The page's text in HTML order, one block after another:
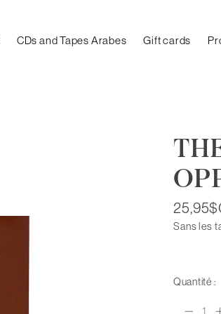
CDs and Tapes Arabes Gift cards
Sans les
Quantité :